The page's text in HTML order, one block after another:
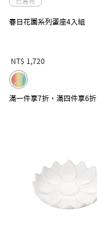
春日花園系列蛋座4入組
NT$ 1,720
滿一件享7折，滿四件享6折